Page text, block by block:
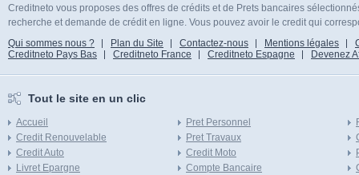
Creditneto vous proposes des offres de crédits et de Prets bancaires
recherche et demande de crédit en ligne. Vous pouvez avoir le credit qui
Qui sommes nous ?
Plan du Site Contactez-nous Mentions légales
Creditneto Pays Bas
Creditneto France Creditneto Espagne Devenez
Tout le site en un clic
Accueil
Credit Renouvelable
Credit Auto
Livret Epargne
Pret Personnel
Pret Travaux
Credit Moto
Compte Bancaire